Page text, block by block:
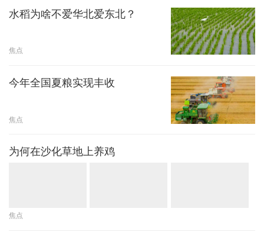
水稻为啥不爱华北爱东北？
焦点
今年全国夏粮实现丰收
焦点
为何在沙化草地上养鸡
焦点